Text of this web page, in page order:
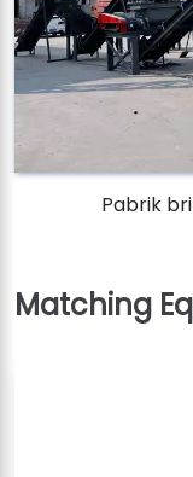
Pabrik